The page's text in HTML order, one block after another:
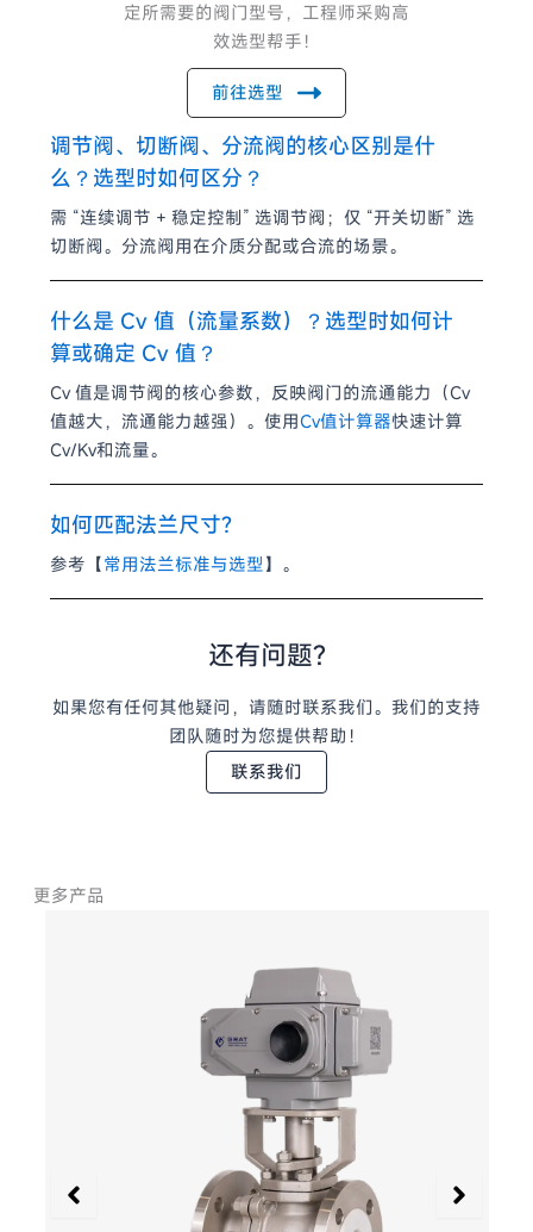
定所需要的阀门型号，工程师采购高
效选型帮手！
前往选型
调节阀、切断阀、分流阀的核心区别是什
么？选型时如何区分？
需 “连续调节 + 稳定控制” 选调节阀；仅 “开关切断” 选
切断阀。分流阀用在介质分配或合流的场景。
什么是 Cv 值（流量系数）？选型时如何计
算或确定 Cv 值？
Cv 值是调节阀的核心参数，反映阀门的流通能力（Cv
值越大，流通能力越强）。使用Cv值计算器快速计算
Cv/Kv和流量。
如何匹配法兰尺寸?
参考【常用法兰标准与选型】。
还有问题?
如果您有任何其他疑问，请随时联系我们。我们的支持
团队随时为您提供帮助！
联系我们
更多产品